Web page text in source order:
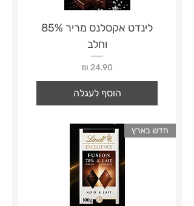
לינדט אקסלנס מריר 85%
וחלב
מחיר
הוסף לעגלה
חדש בארץ